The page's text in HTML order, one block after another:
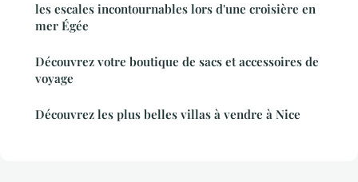
les escales incontournables lors d'une croisière en
mer Égée
Découvrez votre boutique de sacs et accessoires de
voyage
Découvrez les plus belles villas à vendre à Nice